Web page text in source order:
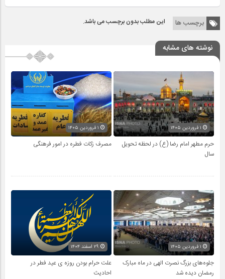
برچسب ها این مطلب بدون برچسب می باشد.
نوشته های مشابه
حرم مطهر امام رضا (ع) در لحظه تحویل
سال
مصرف زکات فطره در امور فرهنگی
جلوه‌های بزرگ نصرت الهی در ماه مبارک
رمضان دیده شد
علت حرام بودن روزه ی عید فطر در
احادیث